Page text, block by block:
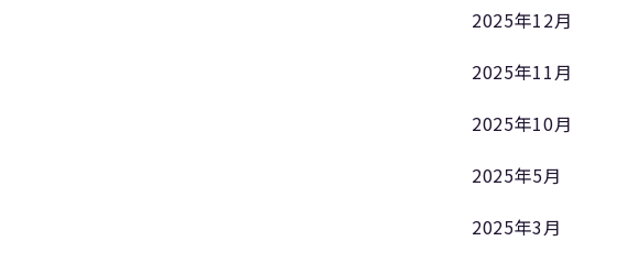
2025年12月
2025年11月
2025年10月
2025年5月
2025年3月